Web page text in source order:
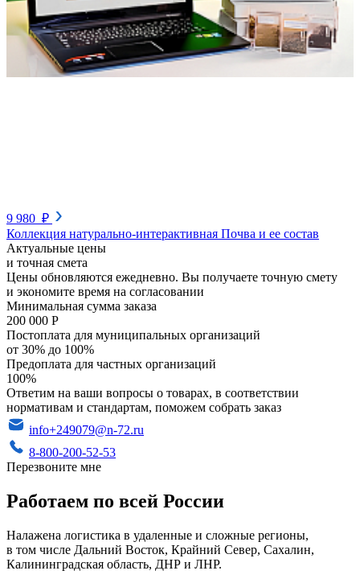
9 980 ₽
Коллекция натурально-интерактивная Почва и ее состав
Актуальные цены
и точная смета
Цены обновляются ежедневно. Вы получаете точную смету
и экономите время на согласовании
Минимальная сумма заказа
200 000 Р
Постоплата для муниципальных организаций
от 30% до 100%
Предоплата для частных организаций
100%
Ответим на ваши вопросы о товарах, в соответствии
нормативам и стандартам, поможем собрать заказ
info+249079@n-72.ru
8-800-200-52-53
Перезвоните мне
Работаем по всей России
Налажена логистика в удаленные и сложные регионы,
в том числе Дальний Восток, Крайний Север, Сахалин,
Калининградская область, ДНР и ЛНР.